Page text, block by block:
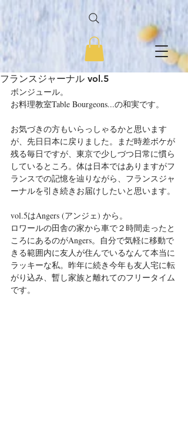
フランスジャーナル vol.5
ボンジュール。
お料理教室Table Bourgeons...の和実です。
お気づきの方もいらっしゃるかと思います
が、先日日本に戻りました。まだ時差ボケが
残る毎日ですが、東京で少しづつ日常に慣ら
しているところ。体は日本ではありますがフ
ランスでの記憶を辿りながら、フランスジャ
ーナルを引き続きお届けしたいと思います。
vol.5はAngers (アンジェ) から。
ロワールの田舎の家から車で２時間走ったと
ころにあるのがAngers。自分で気軽に移動で
きる範囲内に友人が住んでいるなんて本当に
ラッキーな私。昨年に続き今年も友人宅に転
がり込み、暫し家族と離れてのフリータイム
です。